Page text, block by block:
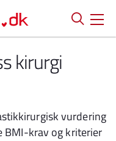
kirurgi
vurdering
krav og kriterier